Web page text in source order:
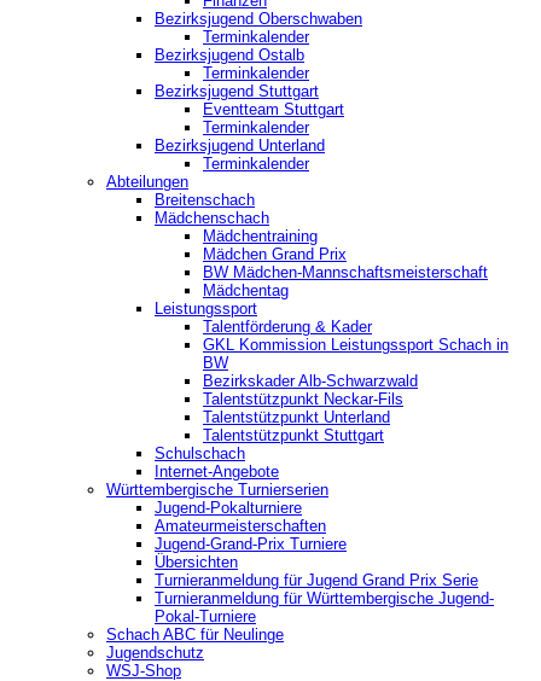
Bezirksjugend Oberschwaben
Terminkalender
Bezirksjugend Ostalb
Terminkalender
Bezirksjugend Stuttgart
‎Eventteam Stuttgart
Terminkalender
Bezirksjugend Unterland
Terminkalender
Abteilungen
Breitenschach
Mädchenschach
Mädchentraining
Mädchen Grand Prix
BW Mädchen-Mannschaftsmeisterschaft
Mädchentag
Leistungssport
Talentförderung & Kader
GKL Kommission Leistungssport Schach in
BW
Bezirkskader Alb-Schwarzwald
Talentstützpunkt Neckar-Fils
Talentstützpunkt Unterland
Talentstützpunkt Stuttgart
Schulschach
Internet-Angebote
Württembergische Turnierserien
Jugend-Pokalturniere
Amateurmeisterschaften
Jugend-Grand-Prix Turniere
Übersichten
Turnieranmeldung für Jugend Grand Prix Serie
Turnieranmeldung für Württembergische Jugend-
Pokal-Turniere
Schach ABC für Neulinge
Jugendschutz
WSJ-Shop